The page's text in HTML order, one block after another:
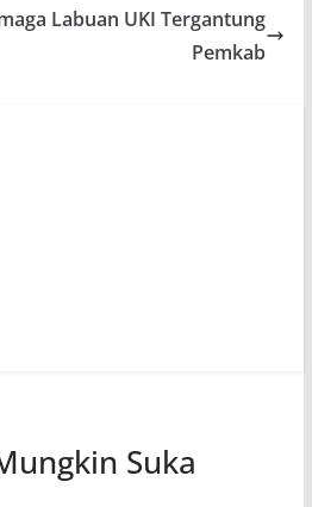
Labuan UKI Tergantung
Pemkab
Suka